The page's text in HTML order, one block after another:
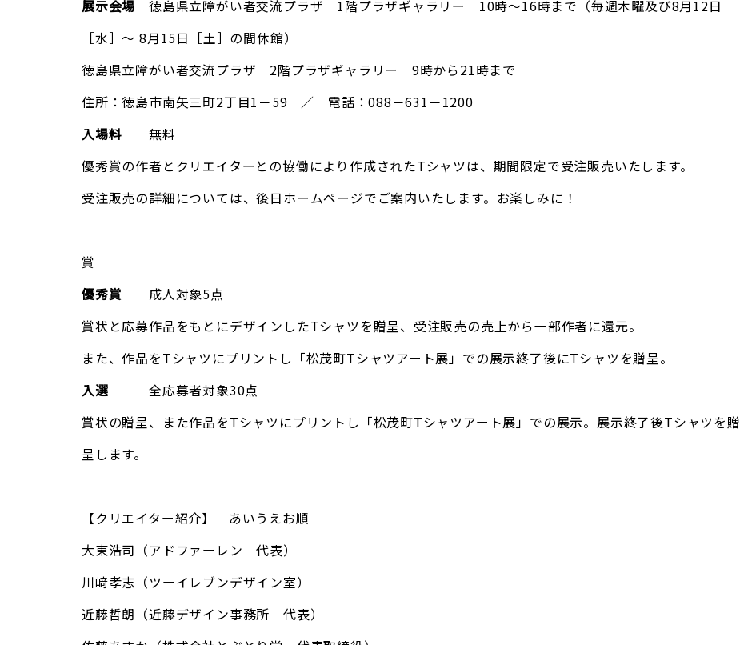
展示会場 徳島県立障がい者交流プラザ 1階プラザギャラリー 10時～16時まで（毎週木曜及び8月12日
［水］～ 8月15日［土］の間休館）
徳島県立障がい者交流プラザ 2階プラザギャラリー 9時から21時まで
住所：徳島市南矢三町2丁目1－59 ／ 電話：088－631－1200
入場料 無料
優秀賞の作者とクリエイターとの協働により作成されたTシャツは、期間限定で受注販売いたします。
受注販売の詳細については、後日ホームページでご案内いたします。お楽しみに！
賞
優秀賞 成人対象5点
賞状と応募作品をもとにデザインしたTシャツを贈呈、受注販売の売上から一部作者に還元。
また、作品をTシャツにプリントし「松茂町Tシャツアート展」での展示終了後にTシャツを贈呈。
入選 全応募者対象30点
賞状の贈呈、また作品をTシャツにプリントし「松茂町Tシャツアート展」での展示。展示終了後Tシャツを贈
呈します。
【クリエイター紹介】 あいうえお順
大東浩司（アドファーレン 代表）
川﨑孝志（ツーイレブンデザイン室）
近藤哲朗（近藤デザイン事務所 代表）